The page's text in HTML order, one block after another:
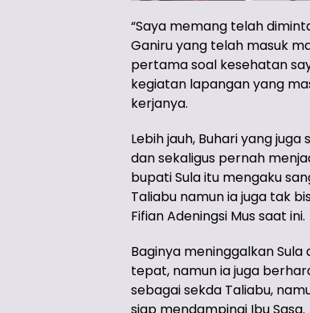
“Saya memang telah
Ganiru yang telah masuk
pertama soal kesehatan
kegiatan lapangan yang
kerjanya.
Lebih jauh, Buhari yang
dan sekaligus pernah
bupati Sula itu mengaku
Taliabu namun ia juga tak
Fifian Adeningsi Mus saat ini.
Baginya meninggalkan
tepat, namun ia juga
sebagai sekda Taliabu,
siap mendampingi Ibu Sasa.